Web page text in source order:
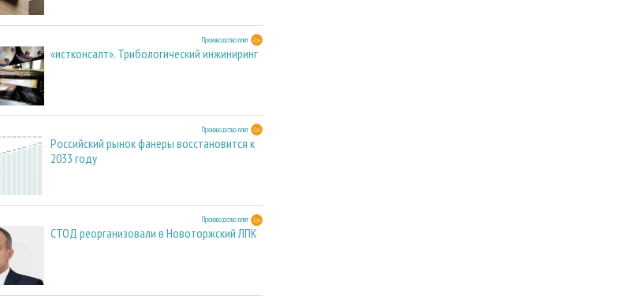
Производство плит
«истконсалт». Трибологический инжиниринг
Производство плит
Российский рынок фанеры восстановится к
2033 году
Производство плит
СТОД реорганизовали в Новоторжский ЛПК